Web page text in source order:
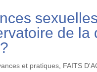
de
et pratiques FAITS